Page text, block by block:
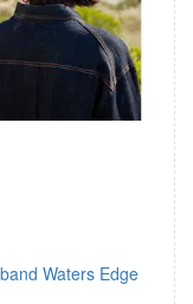
Waters Edge